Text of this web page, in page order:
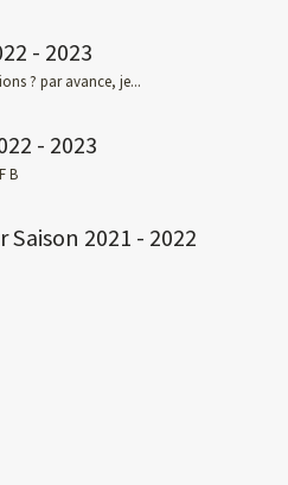
- 2023
? par avance, je...
- 2023
B
Saison 2021 - 2022